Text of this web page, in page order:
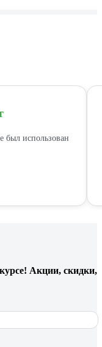
был использован
курсе! Акции, скидки,